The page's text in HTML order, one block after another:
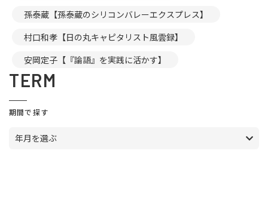
孫泰蔵【孫泰蔵のシリコンバレーエクスプレス】
村口和孝【日の丸キャピタリスト風雲録】
安岡定子【『論語』を実践に活かす】
TERM
期間で探す
年月を選ぶ